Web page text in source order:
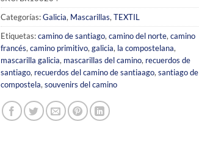
Categorías:Galicia, Mascarillas, TEXTIL
Etiquetas:camino de santiago, camino del norte, camino
francés, camino primitivo, galicia, la compostelana,
mascarilla galicia, mascarillas del camino, recuerdos de
santiago, recuerdos del camino de santiaago, santiago de
compostela, souvenirs del camino